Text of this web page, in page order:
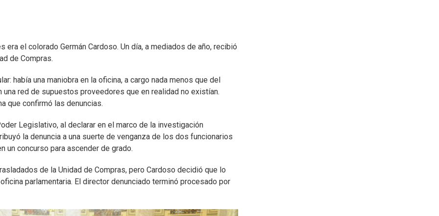
el colorado Germán Cardoso. Un día, a mediados de año, recibió
de Compras.
había una maniobra en la oficina, a cargo nada menos que del
red de supuestos proveedores que en realidad no existían.
que confirmó las denuncias.
Legislativo, al declarar en el marco de la investigación
la denuncia a una suerte de venganza de los dos funcionarios
un concurso para ascender de grado.
de la Unidad de Compras, pero Cardoso decidió que lo
parlamentaria. El director denunciado terminó procesado por